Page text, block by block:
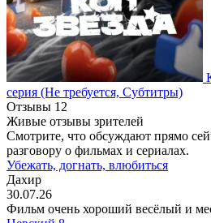
серия (Не требуется, Субтитры)
Отзывы 12
Живые отзывы зрителей
Смотрите, что обсуждают прямо
разговору о фильмах и сериалах.
Убежать, догнать, влюбиться
Дахир
30.07.26
Фильм очень хороший весёлый и